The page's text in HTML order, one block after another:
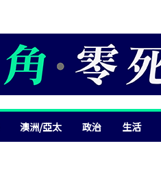
澳洲/亞太 政治 生活